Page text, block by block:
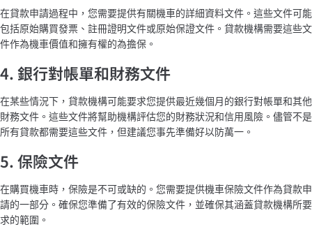
在貸款申請過程中，您需要提供有關機車的詳細資料文件。這些文件可能
包括原始購買發票、註冊證明文件或原始保證文件。貸款機構需要這些文
件作為機車價值和擁有權的為擔保。
4. 銀行對帳單和財務文件
在某些情況下，貸款機構可能要求您提供最近幾個月的銀行對帳單和其他
財務文件。這些文件將幫助機構評估您的財務狀況和信用風險。儘管不是
所有貸款都需要這些文件，但建議您事先準備好以防萬一。
5. 保險文件
在購買機車時，保險是不可或缺的。您需要提供機車保險文件作為貸款申
請的一部分。確保您準備了有效的保險文件，並確保其涵蓋貸款機構所要
求的範圍。